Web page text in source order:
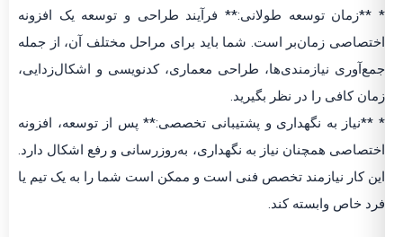
* **زمان توسعه طولانی:** فرآیند طراحی و توسعه یک افزونه
اختصاصی زمان‌بر است. شما باید برای مراحل مختلف آن، از جمله
جمع‌آوری نیازمندی‌ها، طراحی معماری، کدنویسی و اشکال‌زدایی،
زمان کافی را در نظر بگیرید.
* **نیاز به نگهداری و پشتیبانی تخصصی:** پس از توسعه، افزونه
اختصاصی همچنان نیاز به نگهداری، به‌روزرسانی و رفع اشکال دارد.
این کار نیازمند تخصص فنی است و ممکن است شما را به یک تیم یا
فرد خاص وابسته کند.